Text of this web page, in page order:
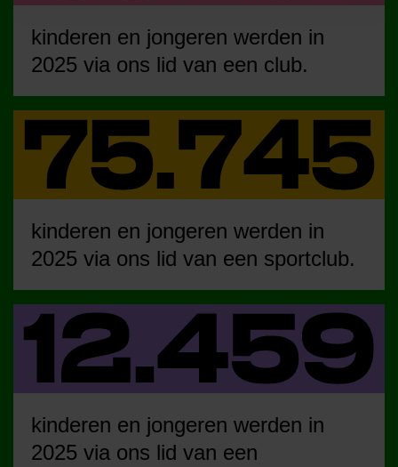
kinderen en jongeren werden in
2025 via ons lid van een club.
kinderen en jongeren werden in
2025 via ons lid van een sportclub.
kinderen en jongeren werden in
2025 via ons lid van een